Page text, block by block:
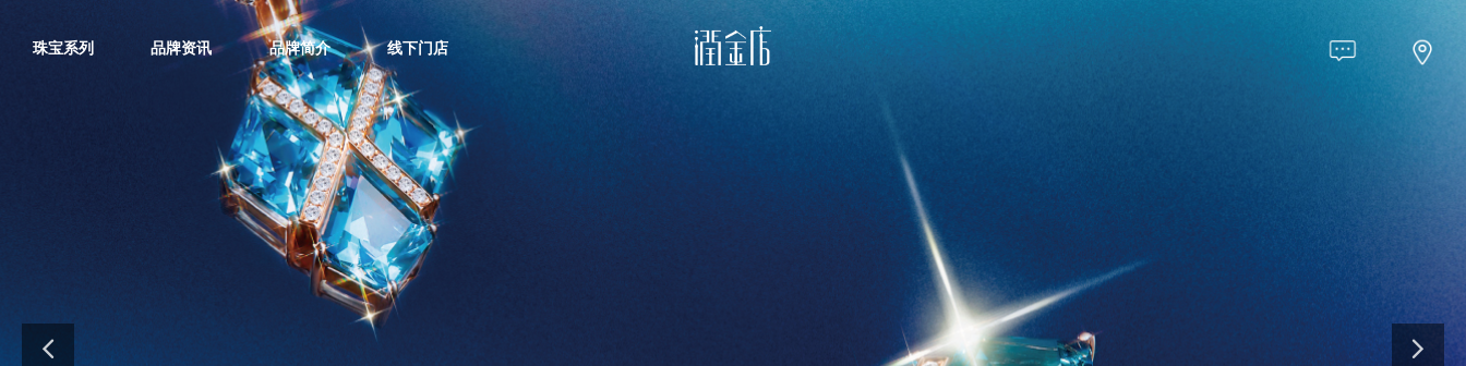
珠宝系列 品牌资讯 品牌简介 线下门店